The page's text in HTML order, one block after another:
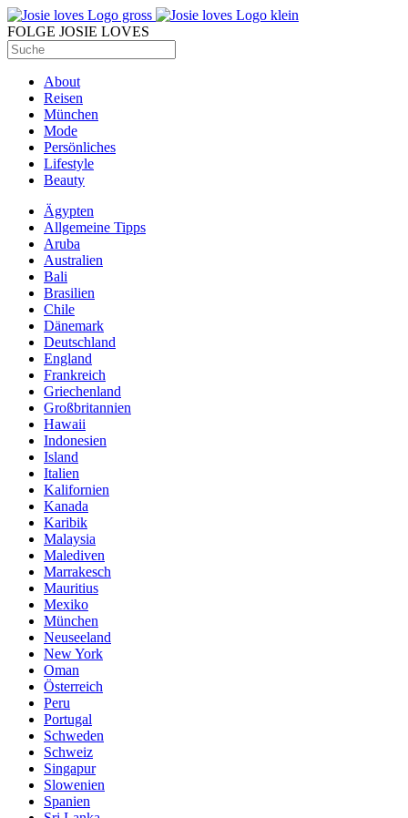
FOLGE JOSIE LOVES
About
Reisen
München
Mode
Persönliches
Lifestyle
Beauty
Ägypten
Allgemeine Tipps
Aruba
Australien
Bali
Brasilien
Chile
Dänemark
Deutschland
England
Frankreich
Griechenland
Großbritannien
Hawaii
Indonesien
Island
Italien
Kalifornien
Kanada
Karibik
Malaysia
Malediven
Marrakesch
Mauritius
Mexiko
München
Neuseeland
New York
Oman
Österreich
Peru
Portugal
Schweden
Schweiz
Singapur
Slowenien
Spanien